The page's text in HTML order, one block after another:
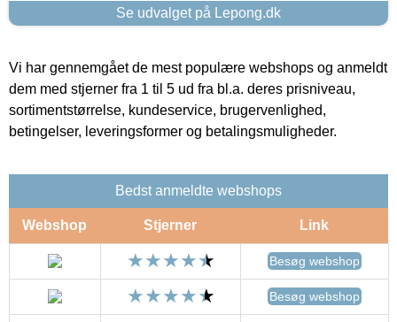
Se udvalget på Lepong.dk
Vi har gennemgået de mest populære webshops og anmeldt
dem med stjerner fra 1 til 5 ud fra bl.a. deres prisniveau,
sortimentstørrelse, kundeservice, brugervenlighed,
betingelser, leveringsformer og betalingsmuligheder.
Bedst anmeldte webshops
Webshop Stjerner Link
Besøg webshop
Besøg webshop